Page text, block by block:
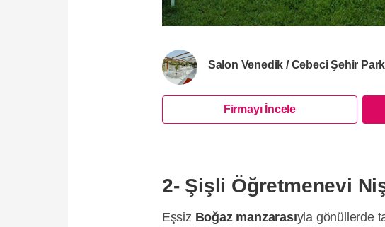
Salon Venedik / Cebeci Şehir
Firmayı İncele
2- Şişli Öğretmenevi
Eşsiz Boğaz manzarasıyla gönüllerde